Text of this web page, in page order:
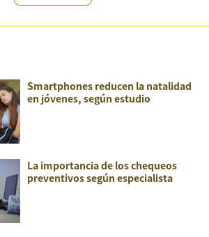
Smartphones reducen la natalidad
en jóvenes, según estudio
La importancia de los chequeos
preventivos según especialista